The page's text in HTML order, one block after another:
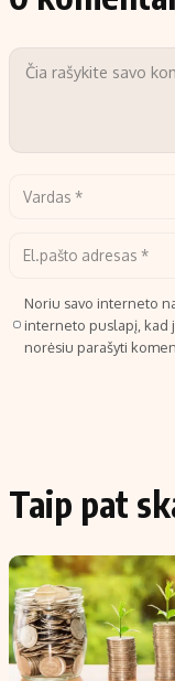
Noriu savo interneto
interneto puslapį, kad
norėsiu parašyti
Taip pat